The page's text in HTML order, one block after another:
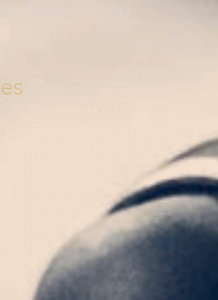
9:30 à 12:00